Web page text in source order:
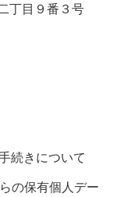
丁目９番３号
続きについて
の保有個人デー